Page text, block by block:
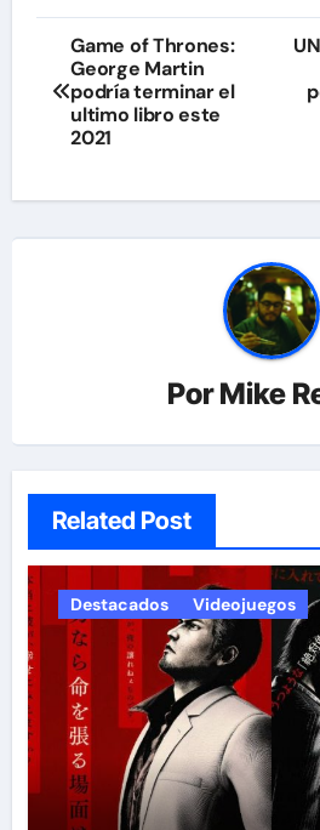
Navegación
de
entradas
Game of Thrones:
George Martin
podría terminar el
ultimo libro este
2021
PorMike
Related Post
Destacados Videojuegos